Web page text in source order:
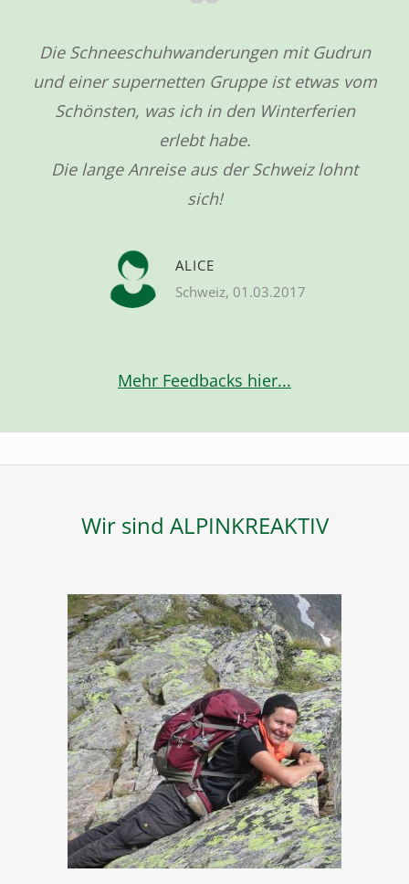
Die Schneeschuhwanderungen mit Gudrun
und einer supernetten Gruppe ist etwas vom
Schönsten, was ich in den Winterferien
erlebt habe.
Die lange Anreise aus der Schweiz lohnt
sich!
ALICE
Schweiz, 01.03.2017
Mehr Feedbacks hier...
Wir sind ALPINKREAKTIV